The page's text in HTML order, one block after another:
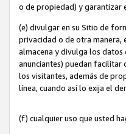
o de propiedad) y garantizar
(e) divulgar en su Sitio de
privacidad o de otra manera,
almacena y divulga los
anunciantes) puedan facilitar
los visitantes, además de
línea, cuando así lo exija el
(f) cualquier uso que usted